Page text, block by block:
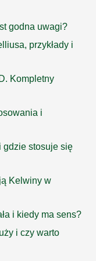
godna uwagi?
przykłady i
Kompletny
i
gdzie stosuje się
Kelwiny w
i kiedy ma sens?
i czy warto